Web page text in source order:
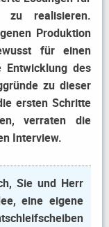
zu realisieren.
Produktion
für einen
des
zu dieser
ersten Schritte
verraten die
Interview.
Sie und Herr
eine eigene